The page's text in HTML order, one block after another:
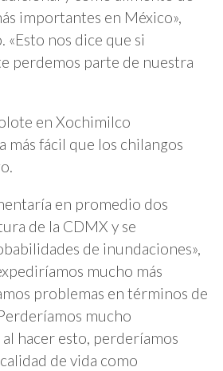
importantes en México»,
«Esto nos dice que si
perdemos parte de nuestra
en Xochimilco
más fácil que los chilangos
en promedio dos
de la CDMX y se
de inundaciones»,
mucho más
problemas en términos de
mucho
hacer esto, perderíamos
de vida como